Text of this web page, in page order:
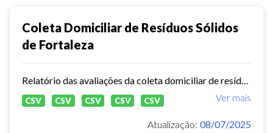
Coleta Domiciliar de Resíduos Sólidos
de Fortaleza
Ver mais
CSV CSV CSV CSV CSV
Atualização: 08/07/2025